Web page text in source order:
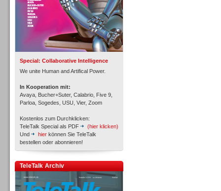
Special: Collaborative Intelligence
We unite Human and Artifical Power.
In Kooperation mit:
Avaya, Bucher+Suter, Calabrio, Five 9,
Parloa, Sogedes, USU, Vier, Zoom
Kostenlos zum Durchklicken:
TeleTalk Special als PDF
(hier klicken)
Und
hier können Sie TeleTalk
bestellen oder abonnieren!
TeleTalk Archiv
Inbound
Inbound